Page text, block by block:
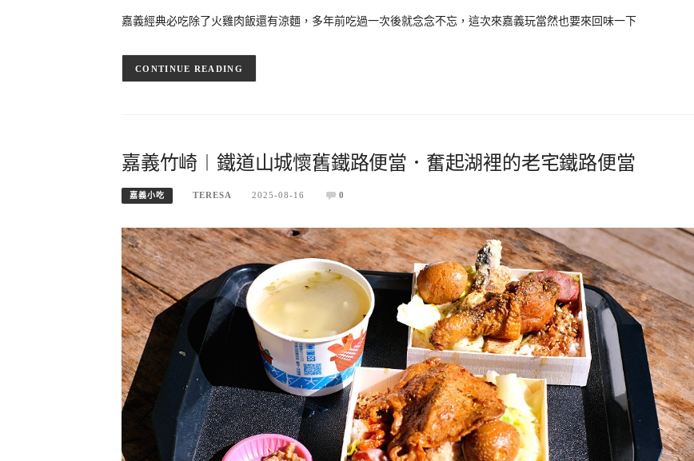
嘉義經典必吃除了火雞肉飯還有涼麵，多年前吃過一次後就念念不忘，這次來嘉義玩當然也要來回味一下
CONTINUE READING
嘉義竹崎︱鐵道山城懷舊鐵路便當．奮起湖裡的老宅鐵路便當
嘉義小吃 TERESA 2025-08-16 0